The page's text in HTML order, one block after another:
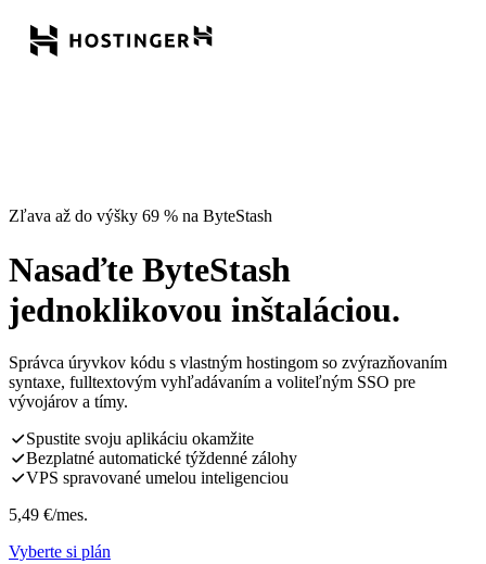
Zľava až do výšky 69 % na ByteStash
Nasaďte ByteStash
jednoklikovou inštaláciou.
Správca úryvkov kódu s vlastným hostingom so zvýrazňovaním
syntaxe, fulltextovým vyhľadávaním a voliteľným SSO pre
vývojárov a tímy.
Spustite svoju aplikáciu okamžite
Bezplatné automatické týždenné zálohy
VPS spravované umelou inteligenciou
5,49 €/mes.
Vyberte si plán